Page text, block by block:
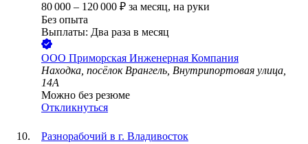
80 000 – 120 000 ₽ за месяц, на руки
Без опыта
Выплаты: Два раза в месяц
ООО Приморская Инженерная Компания
Находка, посёлок Врангель, Внутрипортовая улица,
14А
Можно без резюме
Откликнуться
Разнорабочий в г. Владивосток